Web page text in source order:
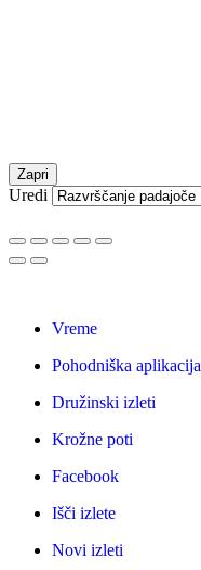
Zapri
Uredi
Vreme
Pohodniška aplikacija
Družinski izleti
Krožne poti
Facebook
Išči izlete
Novi izleti